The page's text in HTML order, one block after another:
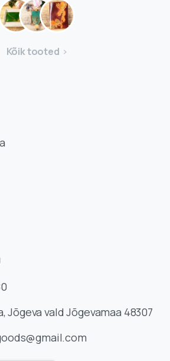
Kõik tooted
Jõgeva vald Jõgevamaa 48307